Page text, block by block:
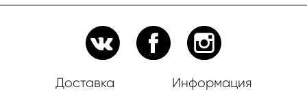
Доставка Информация